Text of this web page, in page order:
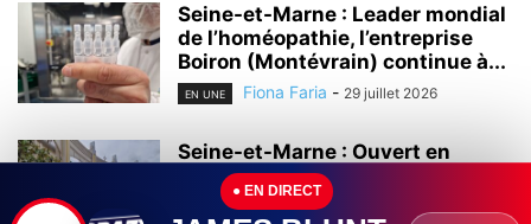
Seine-et-Marne : Leader mondial
de l’homéopathie, l’entreprise
Boiron (Montévrain) continue à...
EN UNE Fiona Faria - 29 juillet 2026
Seine-et-Marne : Ouvert en
2000, le centre commercial Val
d’Europe continue...
● EN DIRECT